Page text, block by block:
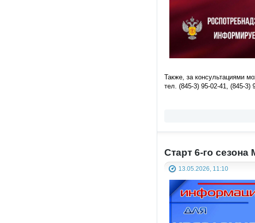
Также, за консультациями
тел. (845-3) 95-02-41, (845-3)
Старт 6-го
13.05.2026, 11:10